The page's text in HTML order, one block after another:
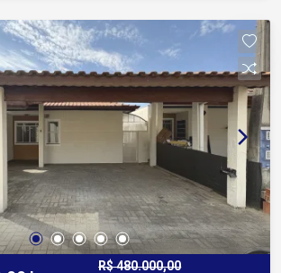
2 minutos da Rodovia
facilitando o deslocamento para
da cidade e municípios
Iguatemi Esplanada fica a
raio de poucos
se importantes
como Tauste Campolim (cerca
e Carrefour (aproximadamente 6
de farmácias, academias, escolas,
e uma ampla variedade de
Antônio Carlos Comitre (cerca
R$ 480.000,00